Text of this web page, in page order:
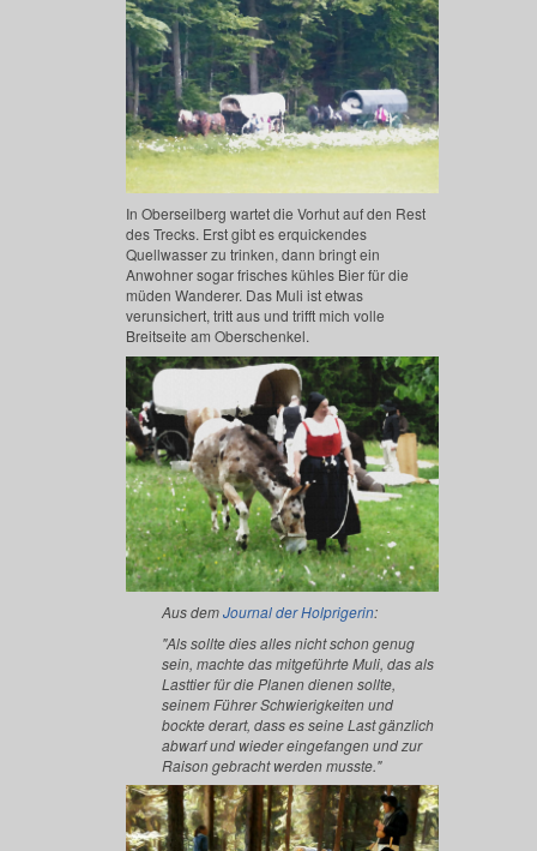
In Oberseilberg wartet die Vorhut auf den Rest
des Trecks. Erst gibt es erquickendes
Quellwasser zu trinken, dann bringt ein
Anwohner sogar frisches kühles Bier für die
müden Wanderer. Das Muli ist etwas
verunsichert, tritt aus und trifft mich volle
Breitseite am Oberschenkel.
Aus demJournal der Holprigerin:
"Als sollte dies alles nicht schon genug
sein, machte das mitgeführte Muli, das als
Lasttier für die Planen dienen sollte,
seinem Führer Schwierigkeiten und
bockte derart, dass es seine Last gänzlich
abwarf und wieder eingefangen und zur
Raison gebracht werden musste."